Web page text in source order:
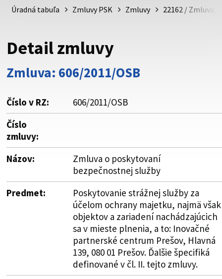
psk.sk.
Buďte pozorní a vždy sa uistite, že zdieľate informácie iba
cez zabezpečenú webovú stránku. Zabezpečená stránka
vždy začína https:// pred názvom domény webového sídla.
Úradná tabuľa Zmluvy PSK Zmluvy 22162 / Zmluva
Detail zmluvy
Zmluva: 606/2011/OSB
Číslo v RZ:
606/2011/OSB
Číslo
zmluvy:
Názov:
Zmluva o poskytovaní
bezpečnostnej služby
Predmet:
Poskytovanie strážnej služby za
účelom ochrany majetku, najmä však
objektov a zariadení nachádzajúcich
sa v mieste plnenia, a to: Inovačné
partnerské centrum Prešov, Hlavná
139, 080 01 Prešov. Ďalšie špecifiká
definované v čl. II. tejto zmluvy.